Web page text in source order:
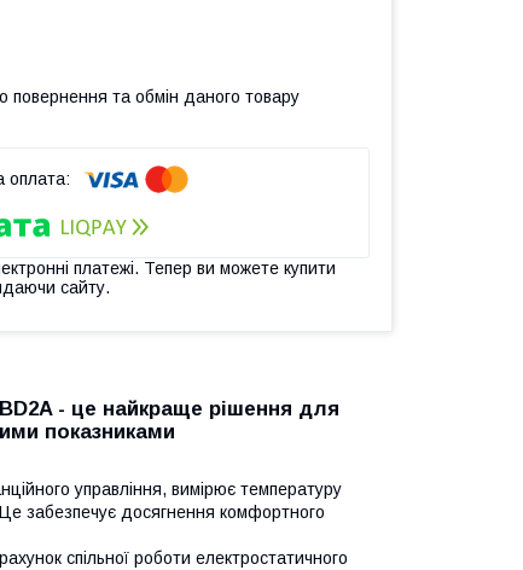
повернення та обмін даного товару
платежі. Тепер ви можете купити
сайту.
- це найкраще рішення для
показниками
управління, вимірює температуру
Це забезпечує досягнення комфортного
спільної роботи електростатичного